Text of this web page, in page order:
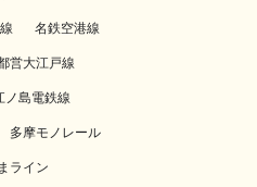
名鉄空港線
営大江戸線
ノ島電鉄線
多摩モノレール
ライン